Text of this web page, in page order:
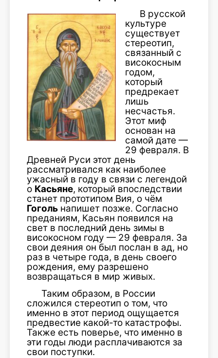
В русской
культуре
существует
стереотип,
связанный с
високосным
годом,
который
предрекает
лишь
несчастья.
Этот миф
основан на
самой дате —
29 февраля. В
Древней Руси этот день
рассматривался как наиболее
ужасный в году в связи с легендой
о Касьяне, который впоследствии
станет прототипом Вия, о чём
Гоголь напишет позже. Согласно
преданиям, Касьян появился на
свет в последний день зимы в
високосном году — 29 февраля. За
свои деяния он был послан в ад, но
раз в четыре года, в день своего
рождения, ему разрешено
возвращаться в мир живых.
Таким образом, в России
сложился стереотип о том, что
именно в этот период ощущается
предвестие какой-то катастрофы.
Также есть поверье, что именно в
эти годы люди расплачиваются за
свои поступки.